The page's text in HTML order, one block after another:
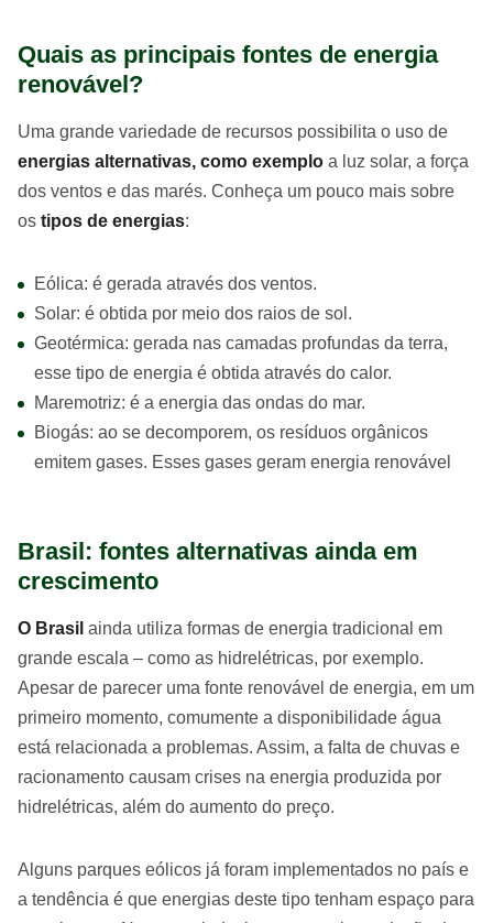
Quais as principais fontes de energia
renovável?
Uma grande variedade de recursos possibilita o uso de
energias alternativas, como exemplo a luz solar, a força
dos ventos e das marés. Conheça um pouco mais sobre
os tipos de energias:
Eólica: é gerada através dos ventos.
Solar: é obtida por meio dos raios de sol.
Geotérmica: gerada nas camadas profundas da terra,
esse tipo de energia é obtida através do calor.
Maremotriz: é a energia das ondas do mar.
Biogás: ao se decomporem, os resíduos orgânicos
emitem gases. Esses gases geram energia renovável
Brasil: fontes alternativas ainda em
crescimento
O Brasil ainda utiliza formas de energia tradicional em
grande escala – como as hidrelétricas, por exemplo.
Apesar de parecer uma fonte renovável de energia, em um
primeiro momento, comumente a disponibilidade água
está relacionada a problemas. Assim, a falta de chuvas e
racionamento causam crises na energia produzida por
hidrelétricas, além do aumento do preço.
Alguns parques eólicos já foram implementados no país e
a tendência é que energias deste tipo tenham espaço para